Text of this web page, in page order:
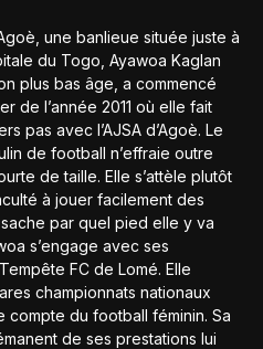
une banlieue située juste à
du Togo, Ayawoa Kaglan
plus bas âge, a commencé
de l’année 2011 où elle fait
pas avec l’AJSA d’Agoè. Le
de football n’effraie outre
de taille. Elle s’attèle plutôt
à jouer facilement des
par quel pied elle y va
s’engage avec ses
FC de Lomé. Elle
championnats nationaux
du football féminin. Sa
de ses prestations lui